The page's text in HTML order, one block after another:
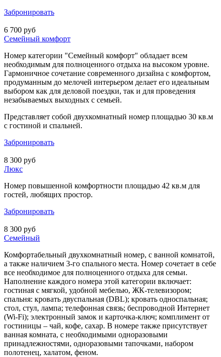
Забронировать
6 700 руб
Семейный комфорт
Номер категории "Семейный комфорт" обладает всем
необходимым для полноценного отдыха на высоком уровне.
Гармоничное сочетание современного дизайна с комфортом,
продуманным до мелочей интерьером делает его идеальным
выбором как для деловой поездки, так и для проведения
незабываемых выходных с семьей.
Представляет собой двухкомнатный номер площадью 30 кв.м
с гостиной и спальней.
Забронировать
8 300 руб
Люкс
Номер повышенной комфортности площадью 42 кв.м для
гостей, любящих простор.
Забронировать
8 300 руб
Семейный
Комфортабельный двухкомнатный номер, с ванной комнатой,
а также наличием 3-го спального места. Номер сочетает в себе
все необходимое для полноценного отдыха для семьи.
Наполнение каждого номера этой категории включает:
гостиная с мягкой, удобной мебелью, ЖК-телевизором;
спальня: кровать двуспальная (DBL); кровать односпальная;
стол, стул, лампа; телефонная связь; беспроводной Интернет
(Wi-Fi); электронный замок и карточка-ключ; комплимент от
гостиницы – чай, кофе, сахар. В номере также присутствует
ванная комната, с необходимыми одноразовыми
принадлежностями, одноразовыми тапочками, набором
полотенец, халатом, феном.